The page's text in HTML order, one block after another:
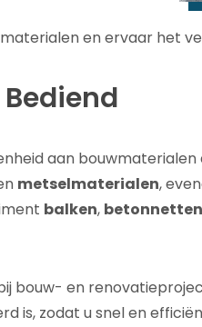
en ervaar het
aan
metselmaterialen,
balken, betonnetten
bouw- en
is, zodat u snel en